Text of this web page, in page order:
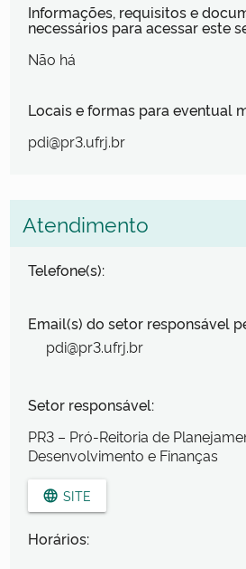
Informações, requisitos e
necessários para acessar este
Não há
Locais e formas para eventual
pdi@pr3.ufrj.br
Atendimento
Telefone(s):
Email(s) do setor responsável
pdi@pr3.ufrj.br
Setor responsável:
PR3 – Pró-Reitoria de
Desenvolvimento e Finanças
language SITE
Horários: